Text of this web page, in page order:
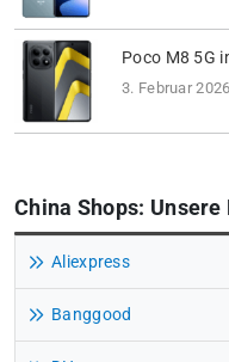
Poco M8 5G
3. Februar 2026
China Shops:
Aliexpress
Banggood